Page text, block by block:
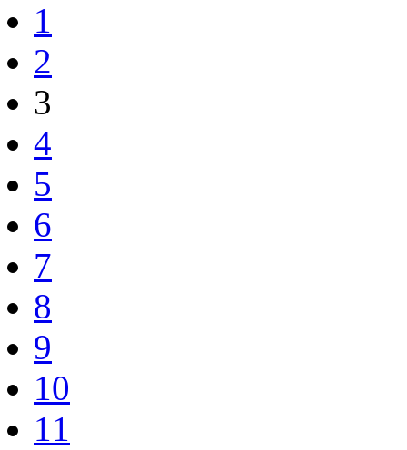
1
2
3
4
5
6
7
8
9
10
11